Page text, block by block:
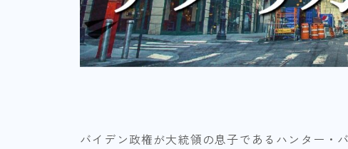
バイデン政権が大統領の息子であるハンター・